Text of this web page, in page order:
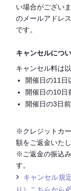
い場合がござい
のメールアドレ
です。
キャンセルにつ
キャンセル料は
開催日の11日
開催日の10日
開催日の3日
※クレジットカ
額をご返金いた
※ご返金の振込
す。
キャンセル規